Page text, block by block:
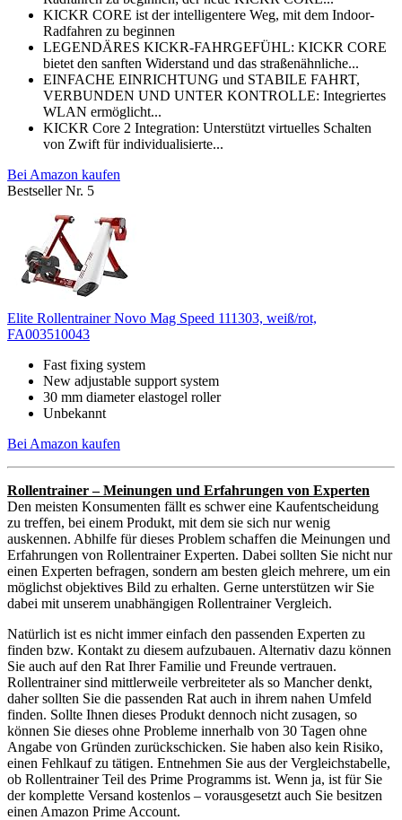
KICKR CORE ist der intelligentere Weg, mit dem Indoor-
Radfahren zu beginnen
LEGENDÄRES KICKR-FAHRGEFÜHL: KICKR CORE
bietet den sanften Widerstand und das straßenähnliche...
EINFACHE EINRICHTUNG und STABILE FAHRT,
VERBUNDEN UND UNTER KONTROLLE: Integriertes
WLAN ermöglicht...
KICKR Core 2 Integration: Unterstützt virtuelles Schalten
von Zwift für individualisierte...
Bei Amazon kaufen
Bestseller Nr. 5
Elite Rollentrainer Novo Mag Speed 111303, weiß/rot,
FA003510043
Fast fixing system
New adjustable support system
30 mm diameter elastogel roller
Unbekannt
Bei Amazon kaufen
Rollentrainer – Meinungen und Erfahrungen von Experten
Den meisten Konsumenten fällt es schwer eine Kaufentscheidung
zu treffen, bei einem Produkt, mit dem sie sich nur wenig
auskennen. Abhilfe für dieses Problem schaffen die Meinungen und
Erfahrungen von Rollentrainer Experten. Dabei sollten Sie nicht nur
einen Experten befragen, sondern am besten gleich mehrere, um ein
möglichst objektives Bild zu erhalten. Gerne unterstützen wir Sie
dabei mit unserem unabhängigen Rollentrainer Vergleich.
Natürlich ist es nicht immer einfach den passenden Experten zu
finden bzw. Kontakt zu diesem aufzubauen. Alternativ dazu können
Sie auch auf den Rat Ihrer Familie und Freunde vertrauen.
Rollentrainer sind mittlerweile verbreiteter als so Mancher denkt,
daher sollten Sie die passenden Rat auch in ihrem nahen Umfeld
finden. Sollte Ihnen dieses Produkt dennoch nicht zusagen, so
können Sie dieses ohne Probleme innerhalb von 30 Tagen ohne
Angabe von Gründen zurückschicken. Sie haben also kein Risiko,
einen Fehlkauf zu tätigen. Entnehmen Sie aus der Vergleichstabelle,
ob Rollentrainer Teil des Prime Programms ist. Wenn ja, ist für Sie
der komplette Versand kostenlos – vorausgesetzt auch Sie besitzen
einen Amazon Prime Account.